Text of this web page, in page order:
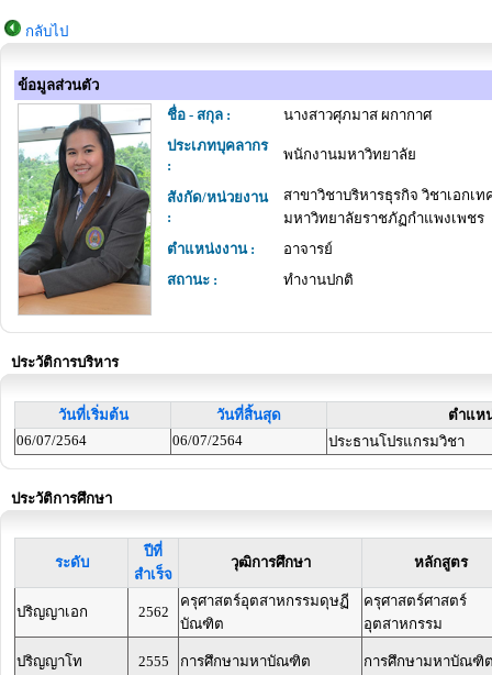
กลับไป
ข้อมูลส่วนตัว
ชื่อ - สกุล :
นางสาวศุภมาส ผกากาศ
ประเภทบุคลากร
:
พนักงานมหาวิทยาลัย
สังกัด/หน่วยงาน
:
สาขาวิชาบริหารธุรกิจ วิชาเอก
มหาวิทยาลัยราชภัฏกำแพงเพชร
ตำแหน่งงาน :
อาจารย์
สถานะ :
ทำงานปกติ
ประวัติการบริหาร
วันที่เริ่มต้น วันที่สิ้นสุด
ตำแห
06/07/2564
06/07/2564 ประธานโปรแกรมวิชา
ประวัติการศึกษา
ระดับ
ปีที่
สำเร็จ
วุฒิการศึกษา หลักสูตร
ปริญญาเอก 2562
ครุศาสตร์อุตสาหกรรมดุษฏี
บัณฑิต
ครุศาสตร์ศาสตร์
อุตสาหกรรม
ปริญญาโท 2555 การศึกษามหาบัณฑิต การศึกษามหาบัณฑิ